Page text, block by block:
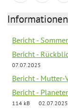
Bericht -
Bericht -
07.07.2025
Bericht - Mutter-
Bericht -
114 kB
02.07.2025